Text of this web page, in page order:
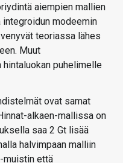
aiempien mallien
modeemin
teoriassa lähes
Muut
puhelimelle
ovat samat
alkaen-mallissa on
saa 2 Gt lisää
halvimpaan malliin
muistin että